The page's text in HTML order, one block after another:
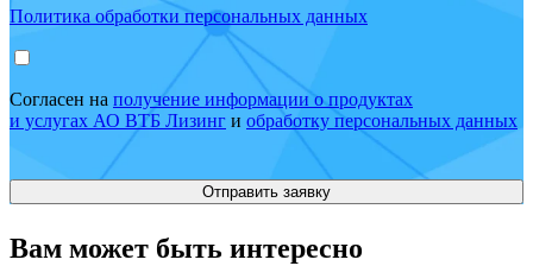
Политика обработки персональных данных
Согласен на получение информации о продуктах
и услугах АО ВТБ Лизинг и обработку персональных данных
Вам может быть интересно